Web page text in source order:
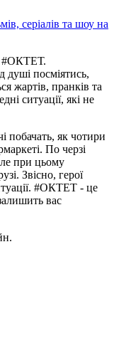
серіалів та шоу на
#ОКТЕТ.
душі посміятись,
жартів, пранків та
ситуації, які не
побачать, як чотири
По черзі
при цьому
Звісно, герої
#ОКТЕТ - це
вас